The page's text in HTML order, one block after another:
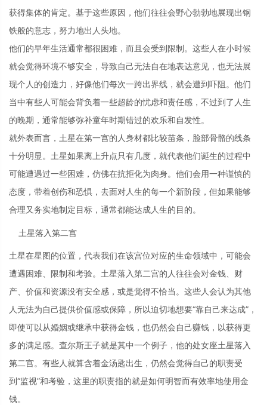
获得集体的肯定。基于这些原因，他们往往会野心勃勃地展现出钢
铁般的意志，努力地出人头地。
他们的早年生活通常都很困难，而且会受到限制。这些人在小时候
就会觉得环境不够安全，导致自己无法自在地表达意见，也无法展
现个人的创造力，好像他们每次一跨出界线，就会遭到吓阻。他们
当中有些人可能会背负着一些超龄的忧虑和责任感，不过到了人生
的晚期，通常能够弥补童年时期错过的欢乐和自发性。
就外表而言，土星在第一宫的人身材都比较苗条，脸部骨骼的线条
十分明显。土星如果离上升点只有几度，就代表他们诞生的过程中
可能遭遇过一些困难，仿佛在抗拒化为肉身。他们会用一种谨慎的
态度，带着创伤和恐惧，去面对人生的每一个新阶段，但如果能够
合理又务实地制定目标，通常都能达成人生的目的。
土星落入第二宫
土星在星图的位置，代表我们在该宫位对应的生命领域中，可能会
遭遇困难、限制和考验。土星落入第二宫的人往往会对金钱、财
产、价值和资源没有安全感，或是觉得不恰当。这些人会认为其他
人无法为自己提供价值感或保障，所以迫切地想要“靠自己来达成”，
即使可以从婚姻或继承中获得金钱，也仍然会自己赚钱，以获得更
多的满足感。查尔斯王子就是其中一个例子，他的处女座土星落入
第二宫。有些人就算含着金汤匙出生，仍然会觉得自己的职责受
到“监视”和考验，这里的职责指的就是如何明智而有效率地使用金
钱。